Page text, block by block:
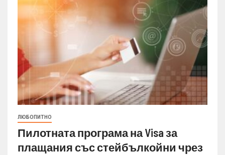
ЛЮБОПИТНО
Пилотната програма на Visa за
плащания със стейбълкойни чрез